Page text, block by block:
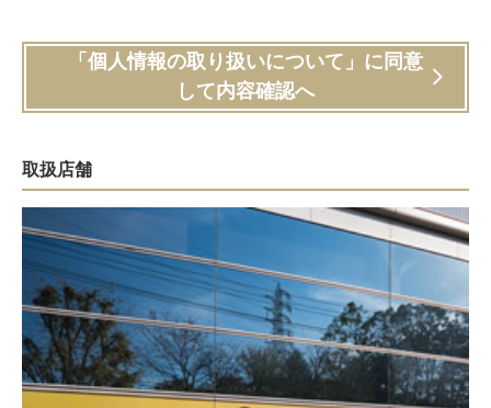
「個人情報の取り扱いについて」に同意
して内容確認へ
取扱店舗